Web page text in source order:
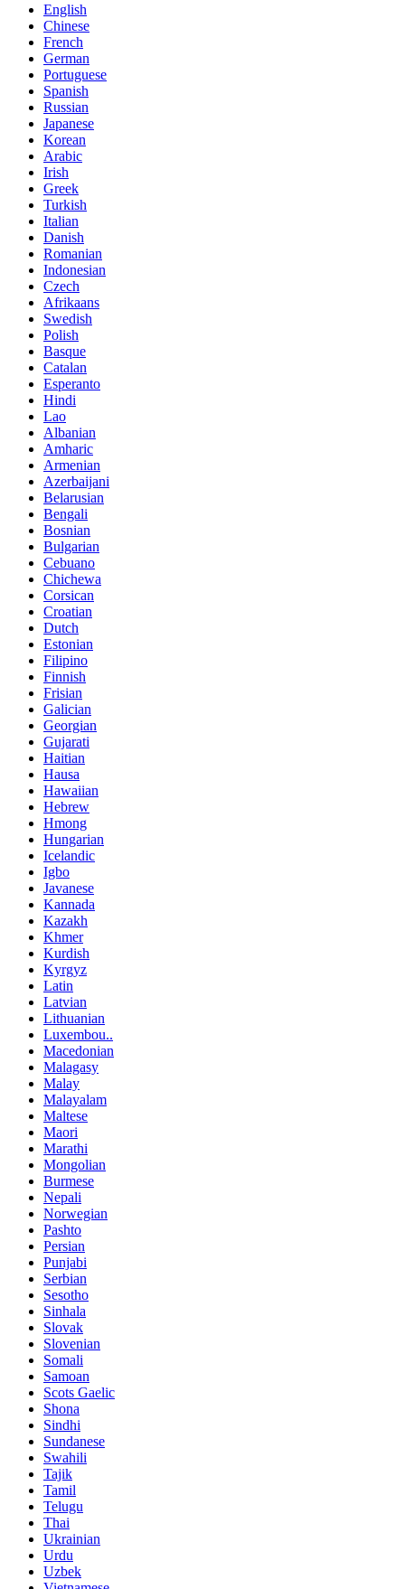
English
Chinese
French
German
Portuguese
Spanish
Russian
Japanese
Korean
Arabic
Irish
Greek
Turkish
Italian
Danish
Romanian
Indonesian
Czech
Afrikaans
Swedish
Polish
Basque
Catalan
Esperanto
Hindi
Lao
Albanian
Amharic
Armenian
Azerbaijani
Belarusian
Bengali
Bosnian
Bulgarian
Cebuano
Chichewa
Corsican
Croatian
Dutch
Estonian
Filipino
Finnish
Frisian
Galician
Georgian
Gujarati
Haitian
Hausa
Hawaiian
Hebrew
Hmong
Hungarian
Icelandic
Igbo
Javanese
Kannada
Kazakh
Khmer
Kurdish
Kyrgyz
Latin
Latvian
Lithuanian
Luxembou..
Macedonian
Malagasy
Malay
Malayalam
Maltese
Maori
Marathi
Mongolian
Burmese
Nepali
Norwegian
Pashto
Persian
Punjabi
Serbian
Sesotho
Sinhala
Slovak
Slovenian
Somali
Samoan
Scots Gaelic
Shona
Sindhi
Sundanese
Swahili
Tajik
Tamil
Telugu
Thai
Ukrainian
Urdu
Uzbek